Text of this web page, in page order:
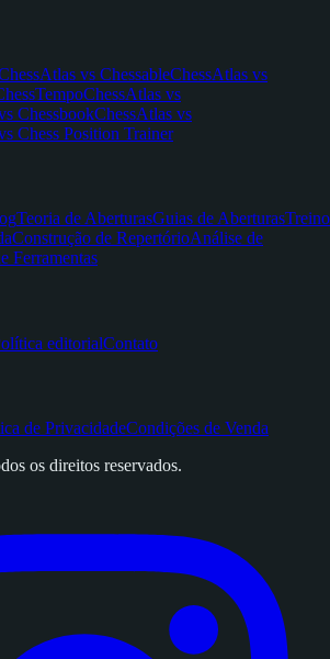
vs ChessableChessAtlas vs
ChessAtlas vs
ChessbookChessAtlas vs
Chess Position Trainer
Teoria de AberturasGuias de AberturasTreino
Construção de RepertórioAnálise de
Ferramentas
editorialContato
de PrivacidadeCondições de Venda
os direitos reservados.